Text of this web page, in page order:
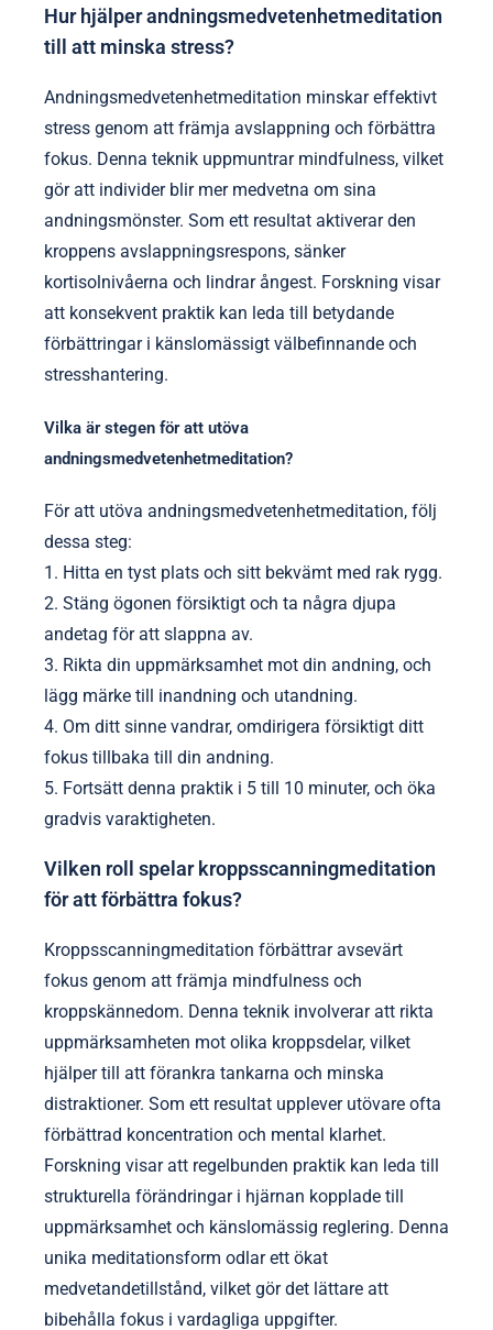
Hur hjälper andningsmedvetenhetmeditation
till att minska stress?
Andningsmedvetenhetmeditation minskar effektivt
stress genom att främja avslappning och förbättra
fokus. Denna teknik uppmuntrar mindfulness, vilket
gör att individer blir mer medvetna om sina
andningsmönster. Som ett resultat aktiverar den
kroppens avslappningsrespons, sänker
kortisolnivåerna och lindrar ångest. Forskning visar
att konsekvent praktik kan leda till betydande
förbättringar i känslomässigt välbefinnande och
stresshantering.
Vilka är stegen för att utöva
andningsmedvetenhetmeditation?
För att utöva andningsmedvetenhetmeditation, följ
dessa steg:
1. Hitta en tyst plats och sitt bekvämt med rak rygg.
2. Stäng ögonen försiktigt och ta några djupa
andetag för att slappna av.
3. Rikta din uppmärksamhet mot din andning, och
lägg märke till inandning och utandning.
4. Om ditt sinne vandrar, omdirigera försiktigt ditt
fokus tillbaka till din andning.
5. Fortsätt denna praktik i 5 till 10 minuter, och öka
gradvis varaktigheten.
Vilken roll spelar kroppsscanningmeditation
för att förbättra fokus?
Kroppsscanningmeditation förbättrar avsevärt
fokus genom att främja mindfulness och
kroppskännedom. Denna teknik involverar att rikta
uppmärksamheten mot olika kroppsdelar, vilket
hjälper till att förankra tankarna och minska
distraktioner. Som ett resultat upplever utövare ofta
förbättrad koncentration och mental klarhet.
Forskning visar att regelbunden praktik kan leda till
strukturella förändringar i hjärnan kopplade till
uppmärksamhet och känslomässig reglering. Denna
unika meditationsform odlar ett ökat
medvetandetillstånd, vilket gör det lättare att
bibehålla fokus i vardagliga uppgifter.